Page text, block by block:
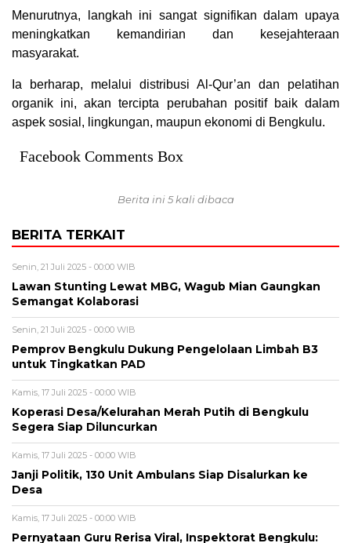
Menurutnya, langkah ini sangat signifikan dalam upaya
meningkatkan kemandirian dan kesejahteraan
masyarakat.
Ia berharap, melalui distribusi Al-Qur’an dan pelatihan
organik ini, akan tercipta perubahan positif baik dalam
aspek sosial, lingkungan, maupun ekonomi di Bengkulu.
Facebook Comments Box
Berita ini 5 kali dibaca
BERITA TERKAIT
Senin, 21 Juli 2025 - 00:00 WIB
Lawan Stunting Lewat MBG, Wagub Mian Gaungkan
Semangat Kolaborasi
Senin, 21 Juli 2025 - 00:00 WIB
Pemprov Bengkulu Dukung Pengelolaan Limbah B3
untuk Tingkatkan PAD
Kamis, 17 Juli 2025 - 00:00 WIB
Koperasi Desa/Kelurahan Merah Putih di Bengkulu
Segera Siap Diluncurkan
Kamis, 17 Juli 2025 - 00:00 WIB
Janji Politik, 130 Unit Ambulans Siap Disalurkan ke
Desa
Kamis, 17 Juli 2025 - 00:00 WIB
Pernyataan Guru Rerisa Viral, Inspektorat Bengkulu: